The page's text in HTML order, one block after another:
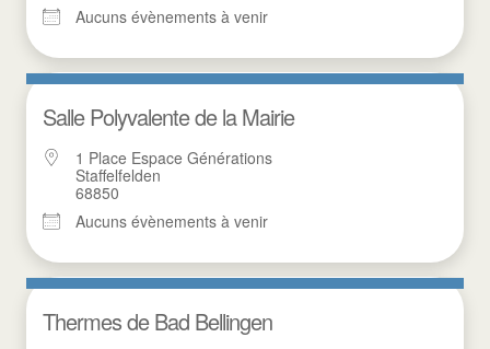
Aucuns évènements à venir
Salle Polyvalente de la Mairie
1 Place Espace Générations
Staffelfelden
68850
Aucuns évènements à venir
Thermes de Bad Bellingen